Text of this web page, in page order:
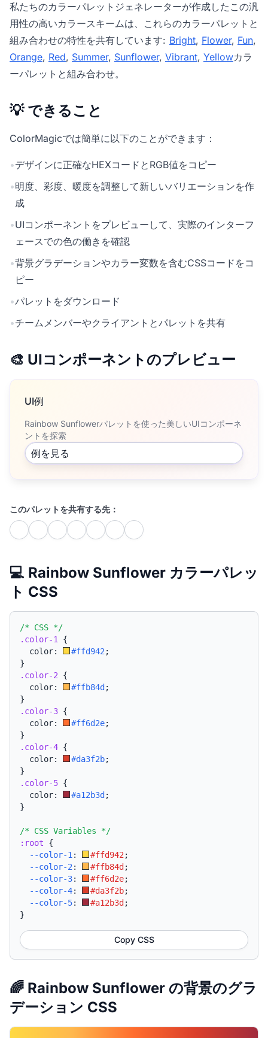
私たちのカラーパレットジェネレーターが作成したこの汎
用性の高いカラースキームは、これらのカラーパレットと
組み合わせの特性を共有しています: Bright, Flower, Fun,
Orange, Red, Summer, Sunflower, Vibrant, Yellowカラ
ーパレットと組み合わせ。
💡 できること
ColorMagicでは簡単に以下のことができます：
•デザインに正確なHEXコードとRGB値をコピー
•明度、彩度、暖度を調整して新しいバリエーションを作
成
•UIコンポーネントをプレビューして、実際のインターフ
ェースでの色の働きを確認
•背景グラデーションやカラー変数を含むCSSコードをコ
ピー
•パレットをダウンロード
•チームメンバーやクライアントとパレットを共有
🎨 UIコンポーネントのプレビュー
UI例
Rainbow Sunflowerパレットを使った美しいUIコンポーネ
ントを探索
例を見る
このパレットを共有する先：
💻 Rainbow Sunflower カラーパレッ
ト CSS
/* CSS */
.color-1
{
  color:
#ffd942 ;
}
.color-2 {
  color:
#ffb84d ;
}
.color-3 {
  color:
#ff6d2e;
}
.color-4 {
  color:
#da3f2b;
}
.color-5 {
  color:
#a12b3d ;
}
/* CSS Variables */
:root {
--color-1 : #ffd942 ;
--color-2 : #ffb84d ;
--color-3: #ff6d2e;
--color-4: #da3f2b;
--color-5: #a12b3d ;
}
Copy CSS
🌈 Rainbow Sunflower の背景のグラ
デーション CSS